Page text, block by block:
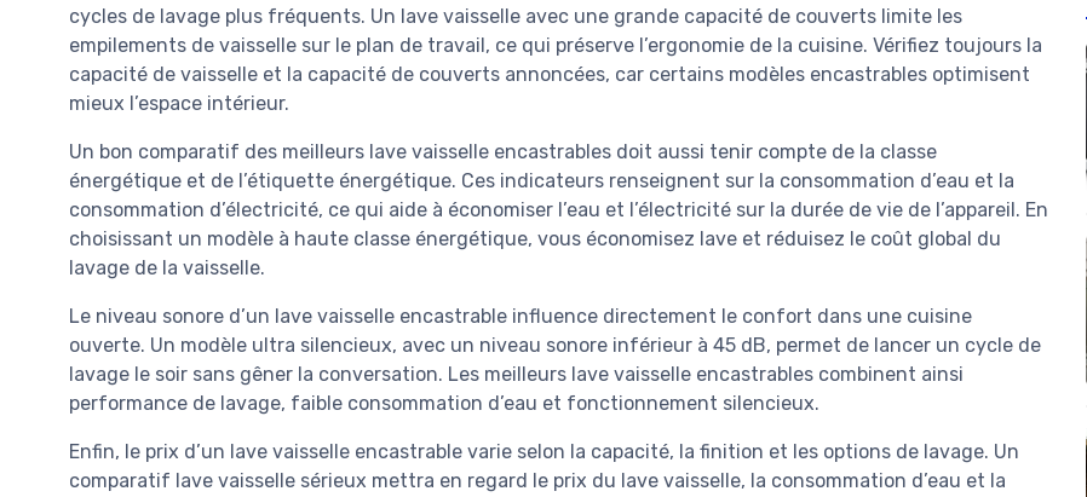
cycles de lavage plus fréquents. Un lave vaisselle avec une grande capacité de couverts limite les
empilements de vaisselle sur le plan de travail, ce qui préserve l’ergonomie de la cuisine. Vérifiez toujours la
capacité de vaisselle et la capacité de couverts annoncées, car certains modèles encastrables optimisent
mieux l’espace intérieur.
Un bon comparatif des meilleurs lave vaisselle encastrables doit aussi tenir compte de la classe
énergétique et de l’étiquette énergétique. Ces indicateurs renseignent sur la consommation d’eau et la
consommation d’électricité, ce qui aide à économiser l’eau et l’électricité sur la durée de vie de l’appareil. En
choisissant un modèle à haute classe énergétique, vous économisez lave et réduisez le coût global du
lavage de la vaisselle.
Le niveau sonore d’un lave vaisselle encastrable influence directement le confort dans une cuisine
ouverte. Un modèle ultra silencieux, avec un niveau sonore inférieur à 45 dB, permet de lancer un cycle de
lavage le soir sans gêner la conversation. Les meilleurs lave vaisselle encastrables combinent ainsi
performance de lavage, faible consommation d’eau et fonctionnement silencieux.
Enfin, le prix d’un lave vaisselle encastrable varie selon la capacité, la finition et les options de lavage. Un
comparatif lave vaisselle sérieux mettra en regard le prix du lave vaisselle, la consommation d’eau et la